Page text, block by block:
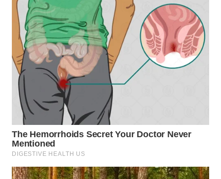
WN
DAIRI
WN
DANAU
TOBA
WN
NIAS
WN
LANGKAT
TAPANULI